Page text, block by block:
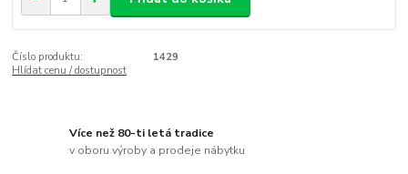
Číslo produktu:
1429
Hlídat cenu / dostupnost
Více než 80-ti letá tradice
v oboru výroby a prodeje nábytku